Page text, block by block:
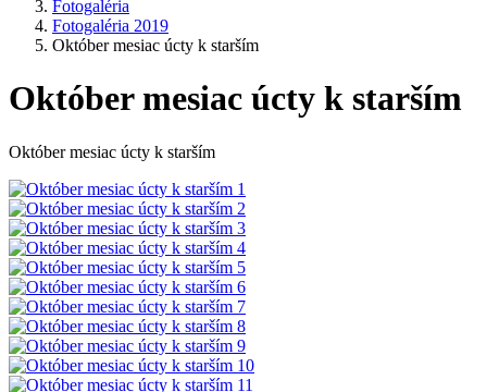
Fotogaléria
Fotogaléria 2019
Október mesiac úcty k starším
Október mesiac úcty k starším
Október mesiac úcty k starším